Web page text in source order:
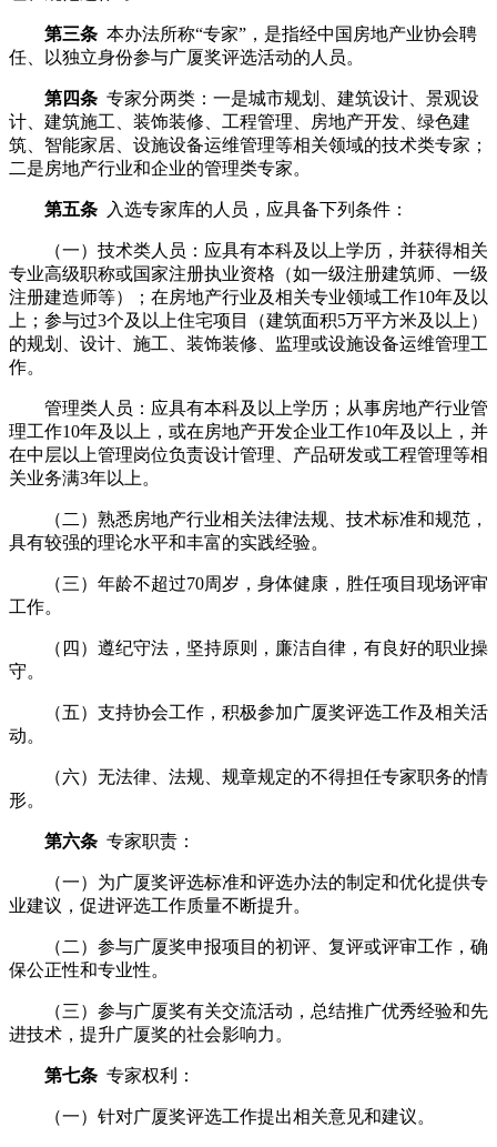
第三条 本办法所称“专家”，是指经中国房地产业协会聘
任、以独立身份参与广厦奖评选活动的人员。
第四条 专家分两类：一是城市规划、建筑设计、景观设
计、建筑施工、装饰装修、工程管理、房地产开发、绿色建
筑、智能家居、设施设备运维管理等相关领域的技术类专家；
二是房地产行业和企业的管理类专家。
第五条 入选专家库的人员，应具备下列条件：
（一）技术类人员：应具有本科及以上学历，并获得相关
专业高级职称或国家注册执业资格（如一级注册建筑师、一级
注册建造师等）；在房地产行业及相关专业领域工作10年及以
上；参与过3个及以上住宅项目（建筑面积5万平方米及以上）
的规划、设计、施工、装饰装修、监理或设施设备运维管理工
作。
管理类人员：应具有本科及以上学历；从事房地产行业管
理工作10年及以上，或在房地产开发企业工作10年及以上，并
在中层以上管理岗位负责设计管理、产品研发或工程管理等相
关业务满3年以上。
（二）熟悉房地产行业相关法律法规、技术标准和规范，
具有较强的理论水平和丰富的实践经验。
（三）年龄不超过70周岁，身体健康，胜任项目现场评审
工作。
（四）遵纪守法，坚持原则，廉洁自律，有良好的职业操
守。
（五）支持协会工作，积极参加广厦奖评选工作及相关活
动。
（六）无法律、法规、规章规定的不得担任专家职务的情
形。
第六条 专家职责：
（一）为广厦奖评选标准和评选办法的制定和优化提供专
业建议，促进评选工作质量不断提升。
（二）参与广厦奖申报项目的初评、复评或评审工作，确
保公正性和专业性。
（三）参与广厦奖有关交流活动，总结推广优秀经验和先
进技术，提升广厦奖的社会影响力。
第七条 专家权利：
（一）针对广厦奖评选工作提出相关意见和建议。